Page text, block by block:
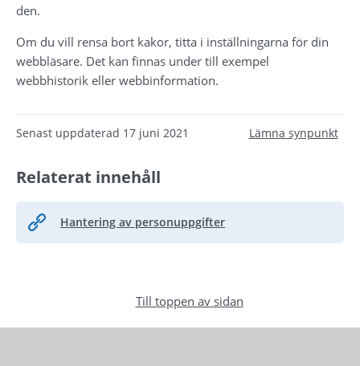
den.
Om du vill rensa bort kakor, titta i inställningarna för din
webbläsare. Det kan finnas under till exempel
webbhistorik eller webbinformation.
Senast uppdaterad 17 juni 2021 Lämna synpunkt
Relaterat innehåll
Hantering av personuppgifter
Till toppen av sidan